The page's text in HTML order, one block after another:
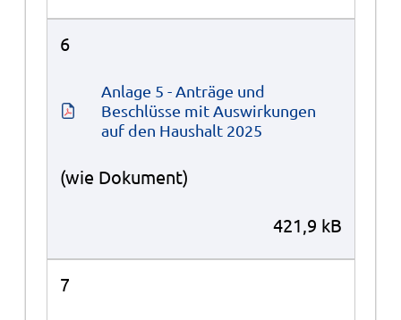
6
Anlage 5 - Anträge und
Beschlüsse mit Auswirkungen
auf den Haushalt 2025
(wie Dokument)
421,9 kB
7